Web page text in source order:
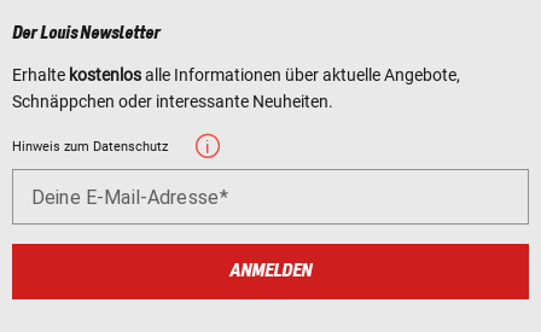
Der Louis Newsletter
Erhalte kostenlosalle Informationen über aktuelle Angebote,
Schnäppchen oder interessante Neuheiten.
Hinweis zum Datenschutz
Deine E-Mail-Adresse
ANMELDEN